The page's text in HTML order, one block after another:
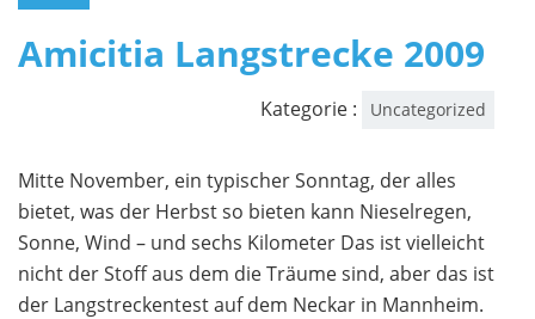
Amicitia Langstrecke 2009
Kategorie : Uncategorized
Mitte November, ein typischer Sonntag, der alles
bietet, was der Herbst so bieten kann Nieselregen,
Sonne, Wind – und sechs Kilometer Das ist vielleicht
nicht der Stoff aus dem die Träume sind, aber das ist
der Langstreckentest auf dem Neckar in Mannheim.